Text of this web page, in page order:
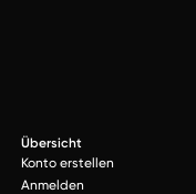
Übersicht
Konto erstellen
Anmelden